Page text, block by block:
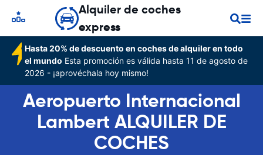
Alquiler de coches
express
Hasta 20% de descuento en coches de alquiler en todo
el mundo Esta promoción es válida hasta 11 de agosto de
2026 - ¡aprovéchala hoy mismo!
Aeropuerto Internacional
Lambert ALQUILER DE
COCHES